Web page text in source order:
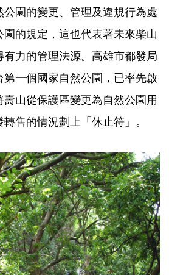
園的變更、管理及違規行為處
的規定，這也代表著未來柴山
力的管理法源。高雄市都發局
一個國家自然公園，已率先啟
山從保護區變更為自然公園用
售的情況劃上「休止符」。